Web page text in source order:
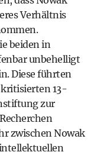
Verhältnis
beiden in
unbehelligt
Diese führten
kritisierten 13-
zur
Recherchen
zwischen Nowak